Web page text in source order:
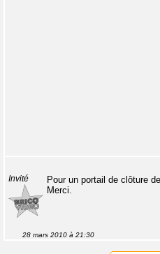
Invité
Pour un portail de clôture
Merci.
28 mars 2010 à 21:30